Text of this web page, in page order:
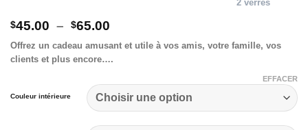
$45.00 – $65.00
prix :
$45.00
$65.00
Offrez un cadeau amusant et utile à vos amis, votre famille, vos
clients et plus encore….
Couleur intérieure
EFFACER